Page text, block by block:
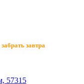
забрать завтра